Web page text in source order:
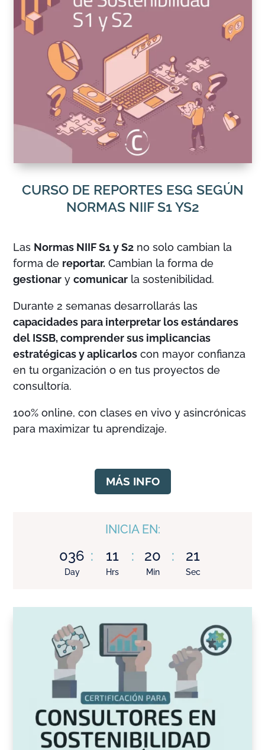
CURSO DE REPORTES ESG SEGÚN
NORMAS NIIF S1 YS2
Las Normas NIIF S1 y S2 no solo cambian la
forma de reportar. Cambian la forma de
gestionar ycomunicar la sostenibilidad.
Durante 2 semanas desarrollarás las
capacidades para interpretar los estándares
del ISSB, comprender sus implicancias
estratégicas y aplicarlos con mayor confianza
en tu organización o en tus proyectos de
consultoría.
100% online, con clases en vivo y asincrónicas
para maximizar tu aprendizaje.
MÁS INFO
INICIA EN:
036
Day
: 11
Hrs
: 20
Min
: 20
Sec